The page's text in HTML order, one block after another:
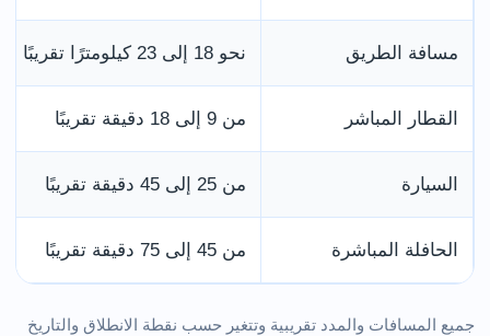
مسافة الطريق نحو 18 إلى 23 كيلومترًا تقريبًا
القطار المباشر من 9 إلى 18 دقيقة تقريبًا
السيارة من 25 إلى 45 دقيقة تقريبًا
الحافلة المباشرة من 45 إلى 75 دقيقة تقريبًا
جميع المسافات والمدد تقريبية وتتغير حسب نقطة الانطلاق والتاريخ